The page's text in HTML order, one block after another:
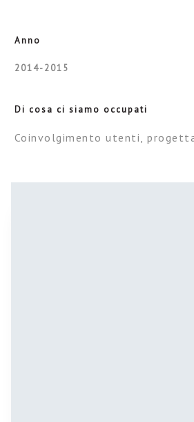
Anno
2014-2015
Di cosa ci siamo occupati
Coinvolgimento utenti,